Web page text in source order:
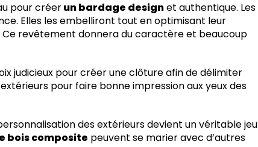
pour créerun bardage designet authentique. Les
Elles les embelliront tout en optimisant leur
revêtement donnera du caractère et beaucoup
judicieux pour créer une clôture afin de délimiter
pour faire bonne impression aux yeux des
des extérieurs devient un véritable jeu
bois composite peuvent se marier avec d’autres